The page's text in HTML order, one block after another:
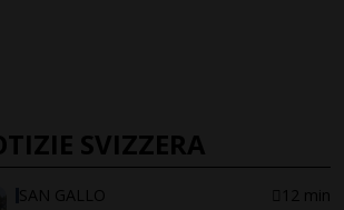
SVIZZERA
SAN GALLO 12 min